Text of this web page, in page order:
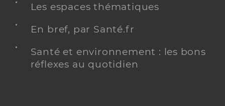
Les espaces thématiques
En bref, par Santé.fr
Santé et environnement : les bons
réflexes au quotidien